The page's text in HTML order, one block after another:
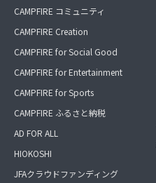
CAMPFIRE コミュニティ
CAMPFIRE Creation
CAMPFIRE for Social Good
CAMPFIRE for Entertainment
CAMPFIRE for Sports
CAMPFIRE ふるさと納税
AD FOR ALL
HIOKOSHI
JFAクラウドファンディング